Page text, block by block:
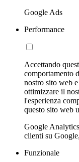
Google Ads
Performance
Accettando
comportamento
nostro sito web
ottimizzare il
l'esperienza
questo sito web
Google
clienti su
Funzionale